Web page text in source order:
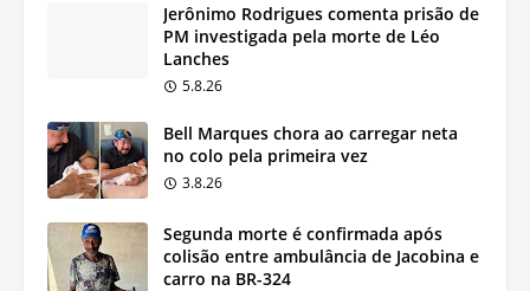
Jerônimo Rodrigues comenta prisão de
PM investigada pela morte de Léo
Lanches
5.8.26
Bell Marques chora ao carregar neta
no colo pela primeira vez
3.8.26
Segunda morte é confirmada após
colisão entre ambulância de Jacobina e
carro na BR-324